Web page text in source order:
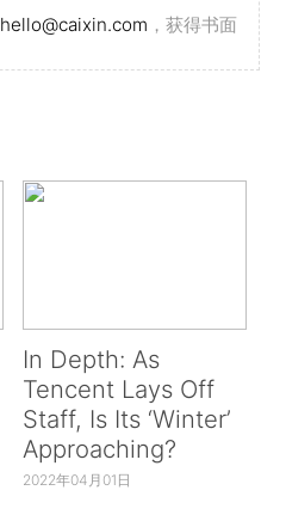
hello@caixin.com ，获得书面
In Depth: As
Tencent Lays Off
Staff, Is Its ‘Winter’
Approaching?
2022年04月01日